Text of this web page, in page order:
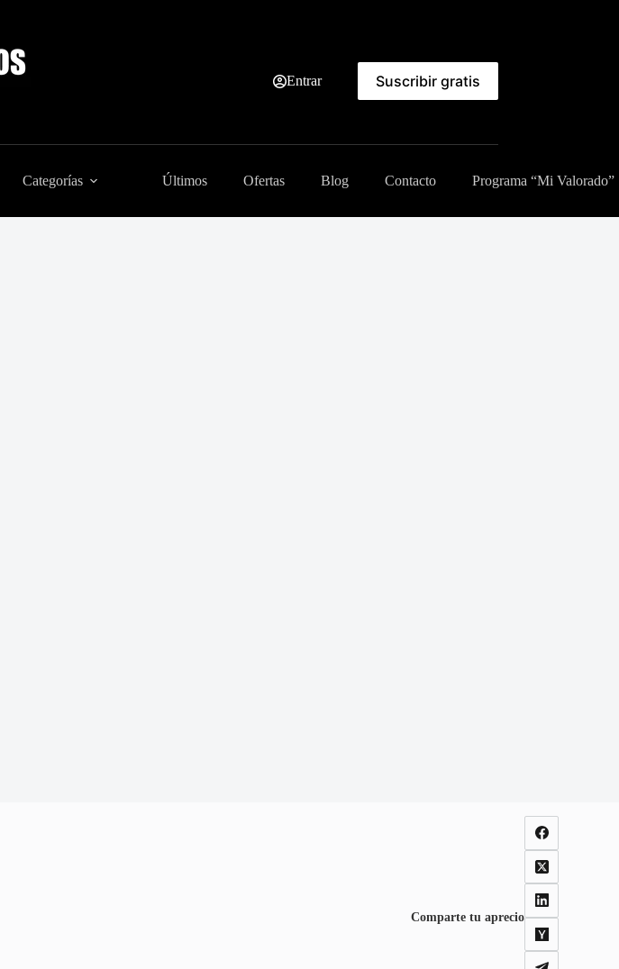
Entrar Suscribir gratis
Categorías Últimos Ofertas Blog Contacto Programa “Mi Valorado”
Comparte tu aprecio